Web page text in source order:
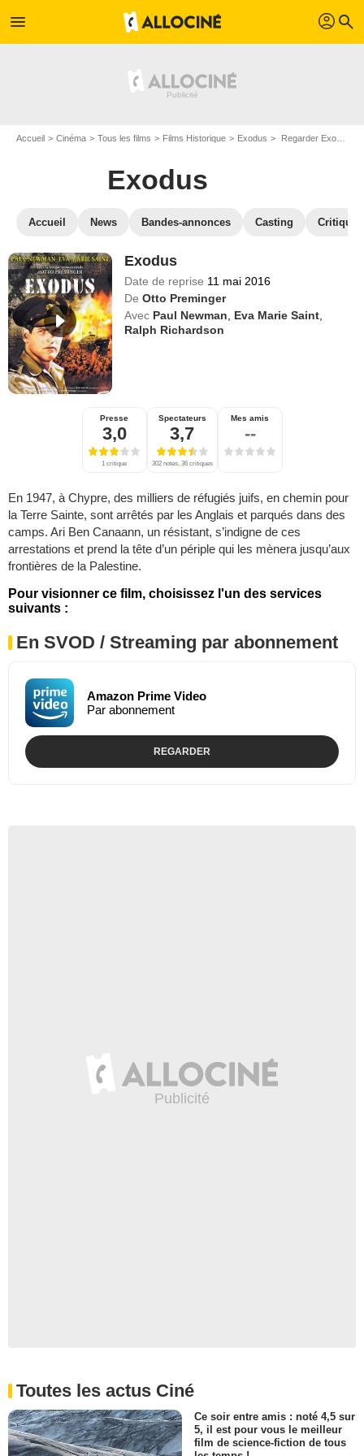
menu profil search
Accueil Cinéma Tous les films Films Historique Exodus Regarder Exodus en SVOD
Exodus
Accueil News Bandes-annonces Casting
Exodus
Date de reprise 11 mai 2016
De Otto Preminger
Avec Paul Newman Eva Marie Saint
Ralph Richardson
Presse
3,0
1 critique
Spectateurs
3,7
302 notes, 36 critiques
Mes amis
--
En 1947, à Chypre, des milliers de réfugiés juifs, en chemin pour
la Terre Sainte, sont arrêtés par les Anglais et parqués dans des
camps. Ari Ben Canaann, un résistant, s’indigne de ces
arrestations et prend la tête d’un périple qui les mènera jusqu’aux
frontières de la Palestine.
Pour visionner ce film, choisissez l'un des services
suivants :
En SVOD / Streaming par abonnement
Amazon Prime Video
Par abonnement
REGARDER
Toutes les actus Ciné
Ce soir entre amis : noté 4,5 sur
5, il est pour vous le meilleur
film de science-fiction de tous